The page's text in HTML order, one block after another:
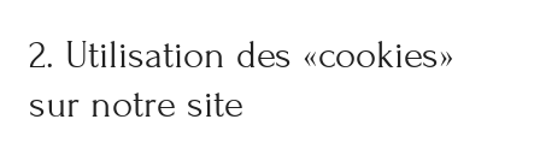
2. Utilisation des «cookies»
sur notre site